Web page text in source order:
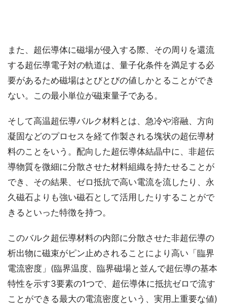
また、超伝導体に磁場が侵入する際、その周りを還流
する超伝導電子対の軌道は、量子化条件を満足する必
要があるため磁場はとびとびの値しかとることができ
ない。この最小単位が磁束量子である。
そして高温超伝導バルク材料とは、急冷や溶融、方向
凝固などのプロセスを経て作製される塊状の超伝導材
料のことをいう。配向した超伝導体結晶中に、非超伝
導物質を微細に分散させた材料組織を持たせることが
でき、その結果、ゼロ抵抗で高い電流を流したり、永
久磁石よりも強い磁石として活用したりすることがで
きるといった特徴を持つ。
このバルク超伝導材料の内部に分散させた非超伝導の
析出物に磁束がピン止めされることにより高い「臨界
電流密度」(臨界温度、臨界磁場と並んで超伝導の基本
特性を示す3要素の1つで、超伝導体に抵抗ゼロで流す
ことができる最大の電流密度という、実用上重要な値)